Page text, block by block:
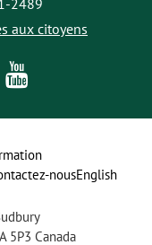
aux citoyens
Follow
Instagram
to
our
YouTube
channel
5P3 Canada
nousEnglish